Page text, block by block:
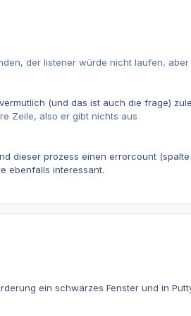
der listener würde nicht laufen,
(und das ist auch die frage)
Zeile, also er gibt nichts aus
dieser prozess einen errorcount (spalte
ebenfalls interessant.
ein schwarzes Fenster und in